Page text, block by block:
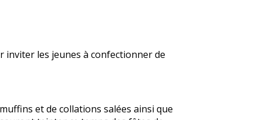
inviter les jeunes à confectionner de
et de collations salées ainsi que